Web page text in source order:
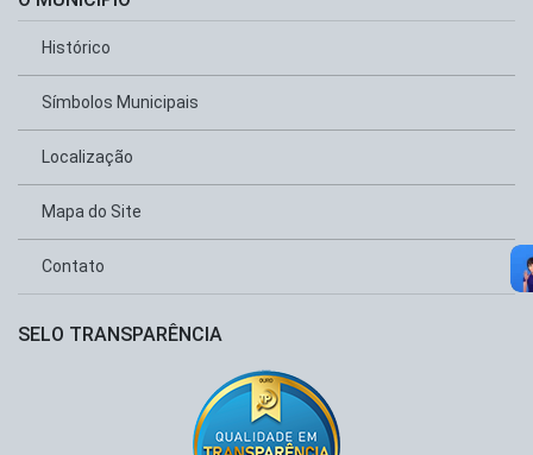
Histórico
Símbolos Municipais
Localização
Mapa do Site
Contato
SELO TRANSPARÊNCIA